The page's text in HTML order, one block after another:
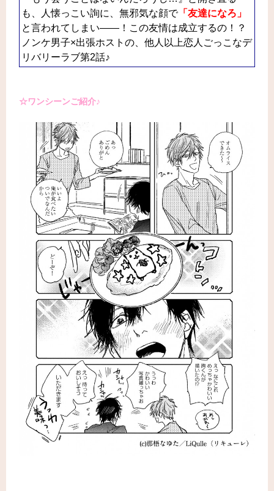
も、人懐っこい詢に、無邪気な顔で「友達になろ」
と言われてしまい――！この友情は成立するの！？
ノンケ男子×出張ホストの、他人以上恋人ごっこなデ
リバリーラブ第2話♪
☆ワンシーンご紹介♪